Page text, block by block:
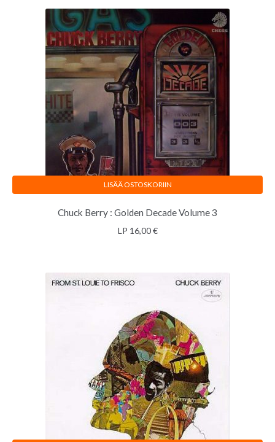
Chuck Berry : Golden Decade Volume 3
LP 16,00€
LISÄÄ OSTOSKORIIN